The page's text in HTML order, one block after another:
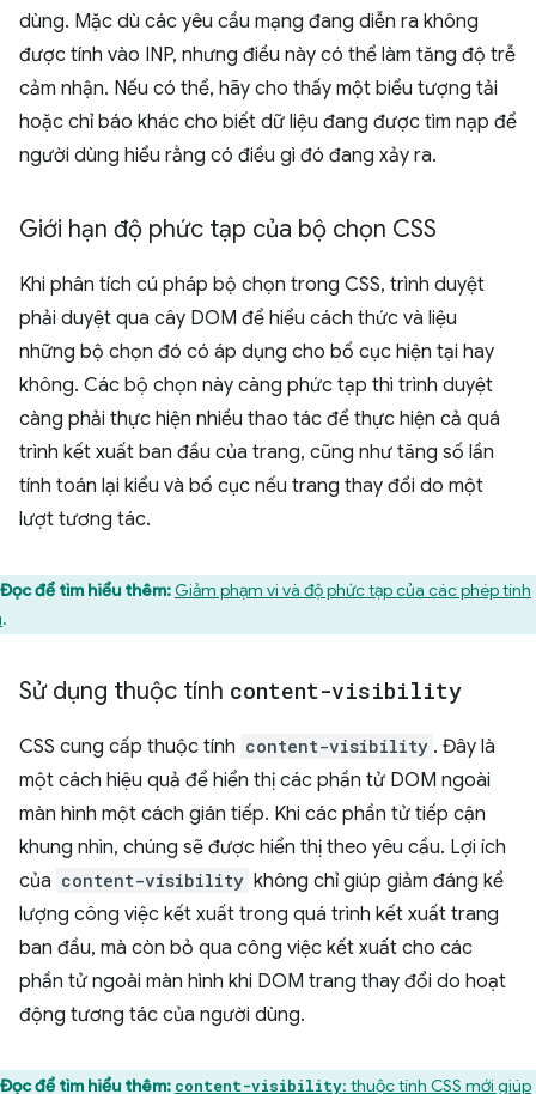
dùng. Mặc dù các yêu cầu mạng đang diễn ra không
được tính vào INP, nhưng điều này có thể làm tăng độ trễ
cảm nhận. Nếu có thể, hãy cho thấy một biểu tượng tải
hoặc chỉ báo khác cho biết dữ liệu đang được tìm nạp để
người dùng hiểu rằng có điều gì đó đang xảy ra.
Giới hạn độ phức tạp của bộ chọn CSS
Khi phân tích cú pháp bộ chọn trong CSS, trình duyệt
phải duyệt qua cây DOM để hiểu cách thức và liệu
những bộ chọn đó có áp dụng cho bố cục hiện tại hay
không. Các bộ chọn này càng phức tạp thì trình duyệt
càng phải thực hiện nhiều thao tác để thực hiện cả quá
trình kết xuất ban đầu của trang, cũng như tăng số lần
tính toán lại kiểu và bố cục nếu trang thay đổi do một
lượt tương tác.
Đọc để tìm hiểu thêm:Giảm phạm vi và độ phức tạp của các phép tính
.
Sử dụng thuộc tính content-visibility
CSS cung cấp thuộc tính content-visibility . Đây là
một cách hiệu quả để hiển thị các phần tử DOM ngoài
màn hình một cách gián tiếp. Khi các phần tử tiếp cận
khung nhìn, chúng sẽ được hiển thị theo yêu cầu. Lợi ích
của content-visibility không chỉ giúp giảm đáng kể
lượng công việc kết xuất trong quá trình kết xuất trang
ban đầu, mà còn bỏ qua công việc kết xuất cho các
phần tử ngoài màn hình khi DOM trang thay đổi do hoạt
động tương tác của người dùng.
Đọc để tìm hiểu thêm: content-visibility: thuộc tính CSS mới giúp